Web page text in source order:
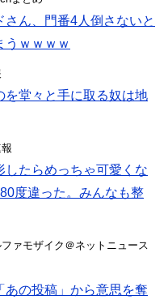
さん、門番4人倒さないと
うｗｗｗｗ
を堂々と手に取る奴は地
したらめっちゃ可愛くな
度違った。みんなも整
ァモザイク＠ネットニュース
あの投稿」から意思を奪